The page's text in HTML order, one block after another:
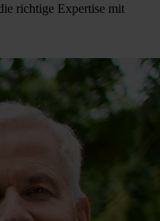
richtige Expertise mit